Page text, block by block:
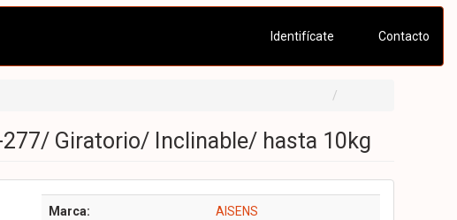
Identifícate Contacto
Giratorio/ Inclinable/ hasta 10kg
Marca: AISENS